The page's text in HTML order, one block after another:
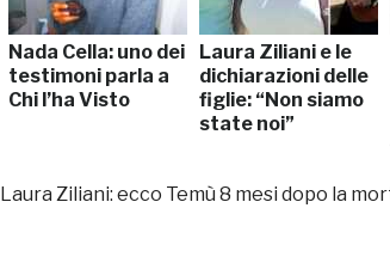
Nada Cella: uno dei
testimoni parla a
Chi l’ha Visto
Laura Ziliani e le
dichiarazioni delle
figlie: “Non siamo
state noi”
Laura Ziliani: ecco Temù 8 mesi dopo la